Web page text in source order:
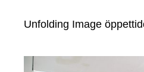
Unfolding Image